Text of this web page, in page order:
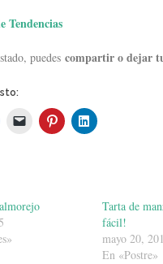
Tendencias
puedes compartir o dejar
Tarta de
fácil!
mayo 20,
En «Postre»